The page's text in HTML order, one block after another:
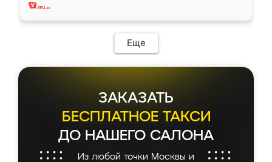
Еще
ЗАКАЗАТЬ
БЕСПЛАТНОЕ ТАКСИ
ДО НАШЕГО САЛОНА
Из любой точки Москвы и